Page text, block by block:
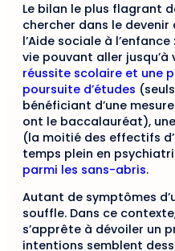
Le bilan le plus flagrant
chercher dans le
l’Aide sociale à
vie pouvant aller jusqu’à
réussite scolaire et une
poursuite d’études
bénéficiant d’une
ont le baccalauréat),
(la moitié des effectifs
temps plein en
parmi les sans-abris.
Autant de symptômes
souffle. Dans ce
s’apprête à dévoiler un
intentions semblent